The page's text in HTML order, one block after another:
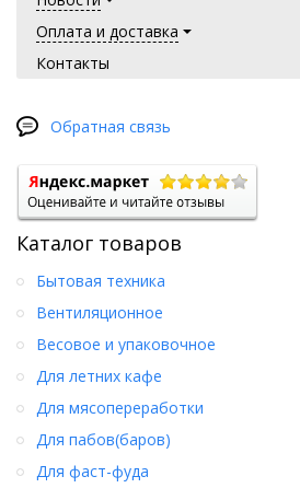
Оплата и доставка
Контакты
Обратная связь
Каталог товаров
Бытовая техника
Вентиляционное
Весовое и упаковочное
Для летних кафе
Для мясопереработки
Для пабов(баров)
Для фаст-фуда